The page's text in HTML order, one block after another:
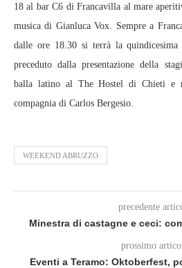
18 al bar C6 di Francavilla al mare
musica di Gianluca Vox. Sempre a
dalle ore 18.30 si terrà la
preceduto dalla presentazione della
balla latino al The Hostel di Chieti e
compagnia di Carlos Bergesio.
WEEKEND ABRUZZO
precedente
Minestra di castagne e ceci:
prossimo
Eventi a Teramo: Oktoberfest,